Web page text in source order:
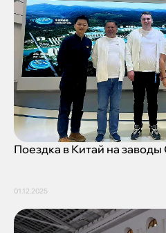
Поездка в Китай на заводы
01.12.2025